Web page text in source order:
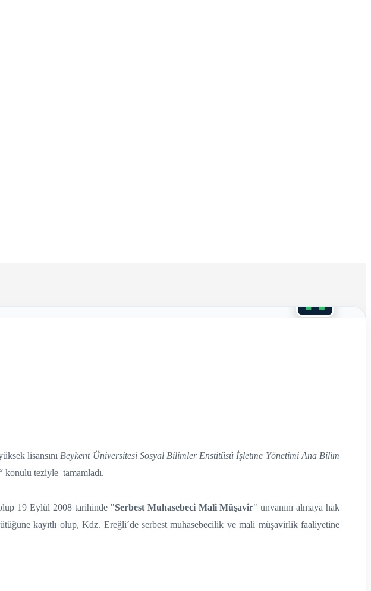
lisansını Beykent Üniversitesi Sosyal Bilimler Enstitüsü İşletme Yönetimi Ana Bilim
konulu teziyle tamamladı.
olup 19 Eylül 2008 tarihinde "Serbest Muhasebeci Mali Müşavir" unvanını almaya hak
kayıtlı olup, Kdz. Ereğli՚de serbest muhasebecilik ve mali müşavirlik faaliyetine